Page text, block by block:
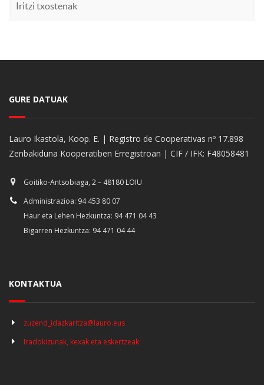
Iritzi txostenak
GURE DATUAK
Lauro Ikastola, Koop. E. | Registro de Cooperativas nº 17.898
Zenbakiduna Kooperatiben Erregistroan | CIF / IFK: F48058481
Goitiko-Antsobiaga, 2 – 48180 LOIU
Administrazioa: 94 453 80 07
Haur eta Lehen Hezkuntza: 94 471 04 43
Bigarren Hezkuntza: 94 471 04 44
KONTAKTUA
zuzend_idazkaritza@lauro.eus
Iradokizunak, kexak eta eskertzeak